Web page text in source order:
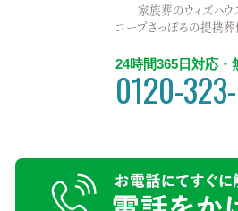
家族葬のウィズハウ
コープさっぽろの提携葬
24時間365日対応・
0120-